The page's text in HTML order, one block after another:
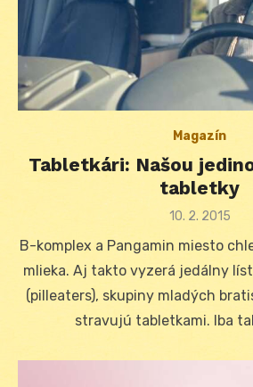
Magazín
Tabletkári: Našou
tabletky
Posted
10. 2. 2015
B-komplex a Pangamin miesto
mlieka. Aj takto vyzerá jedálny
(pilleaters), skupiny mladých
stravujú tabletkami. Iba